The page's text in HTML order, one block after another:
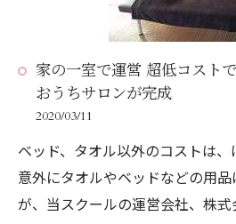
整体の講義では健康法もお伝え
ものはすぐに実践され、次の講
いての質問があります。
こういった素直なところが、嵯
「家族」のアドバイスを聞いた
という方がほとんどです( 一一)
しかし、嵯峨さんは、私のアド
周りには色々な情報がある中、経
スを優先させたのです。
私も経営者の端くれですので、
経営やマーケティングなど「オ
触れることが出来るように、無
ウントをご紹介させていただき
こちらからお友達登録できます！
それでは、また機会があったら
功体験をご紹介をさせていただき
家の一室で運営 超低コスト
おうちサロンが完成
2020/03/11
ベッド、タオル以外のコストは、
意外にタオルやベッドなどの用
が、当スクールの運営会社、株